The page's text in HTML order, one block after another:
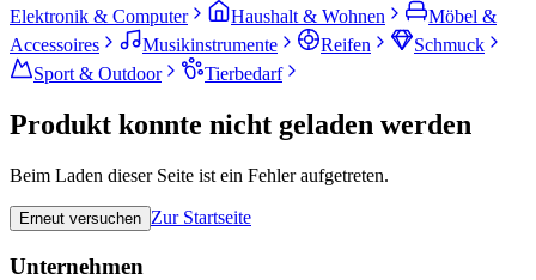
Elektronik & Computer
Haushalt & Wohnen
Möbel &
Accessoires
Musikinstrumente Reifen
Schmuck
Sport & Outdoor
Tierbedarf
Produkt konnte nicht geladen werden
Beim Laden dieser Seite ist ein Fehler aufgetreten.
Erneut versuchen Zur Startseite
Unternehmen